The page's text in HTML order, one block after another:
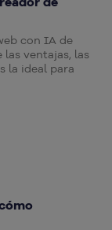
con IA de
ventajas, las
la ideal para